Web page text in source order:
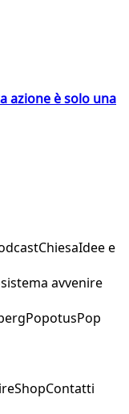
azione è solo una
ChiesaIdee e
avvenire
PopotusPop
ShopContatti